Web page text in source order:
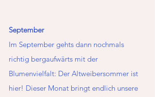
September
Im September gehts dann nochmals
richtig bergaufwärts mit der
Blumenvielfalt: Der Altweibersommer ist
hier! Dieser Monat bringt endlich unsere